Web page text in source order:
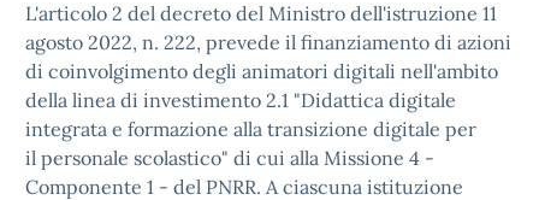
L'articolo 2 del decreto del Ministro dell'istruzione 11
agosto 2022, n. 222, prevede il finanziamento di azioni
di coinvolgimento degli animatori digitali nell'ambito
della linea di investimento 2.1 "Didattica digitale
integrata e formazione alla transizione digitale per
il personale scolastico" di cui alla Missione 4 -
Componente 1 - del PNRR. A ciascuna istituzione